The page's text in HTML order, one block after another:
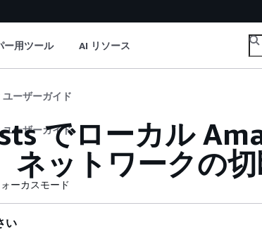
ー用ツール AI リソース
ユーザーガイド
ユーザーガイドでローカル
ネットワークの
ーカスモード
い